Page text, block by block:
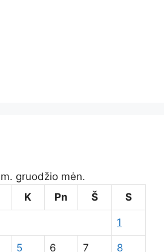
gruodžio mėn.
K Pn Š S
1
5 6 7 8